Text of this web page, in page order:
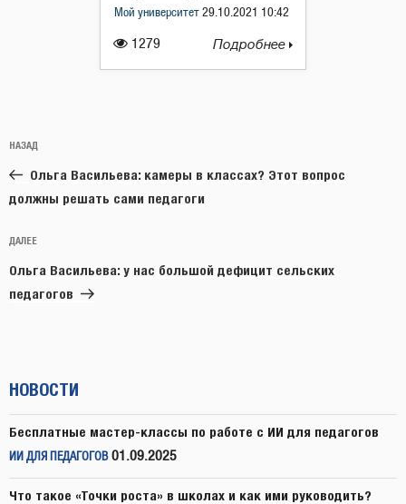
1279
Мой университет 29.10.2021 10:42
Подробнее
по
записям
Предыдущая
запись:
НАЗАД
Ольга Васильева: камеры в классах? Этот вопрос
должны решать сами педагоги
Следующая
запись
ДАЛЕЕ
Ольга Васильева: у нас большой дефицит сельских
педагогов
НОВОСТИ
Бесплатные мастер-классы по работе с ИИ для педагогов
ИИ ДЛЯ ПЕДАГОГОВ 01.09.2025
Что такое «Точки роста» в школах и как ими руководить?